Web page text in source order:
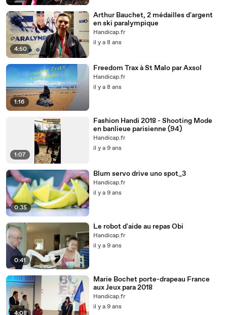
4:50
Arthur Bauchet, 2 médailles d'argent
en ski paralympique
Handicap.fr
il y a 8 ans
1:16
Freedom Trax à St Malo par Axsol
Handicap.fr
il y a 8 ans
1:07
Fashion Handi 2018 - Shooting Mode
en banlieue parisienne (94)
Handicap.fr
il y a 9 ans
0:35
Blum servo drive uno spot_3
Handicap.fr
il y a 9 ans
0:41
Le robot d'aide au repas Obi
Handicap.fr
il y a 9 ans
Marie Bochet porte-drapeau France
aux Jeux para 2018
Handicap.fr
il y a 9 ans